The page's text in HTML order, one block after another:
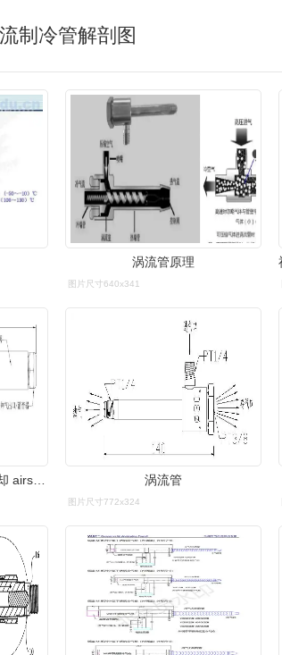
制冷管解剖图
涡流管原理
图片尺寸640x341
涡流管厂家 涡流制冷管 冷却 airste超低温涡流管-46度快速冷却 涡流管
图片尺寸772x324